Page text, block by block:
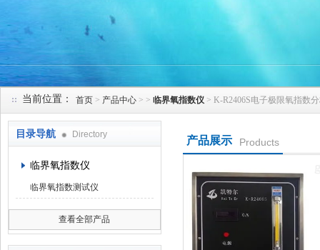
当前位置： 首页 > 产品中心 > > 临界氧指数仪 > K-R2406S电子极限氧指数
目录导航 Directory
临界氧指数仪
临界氧指数测试仪
查看全部产品
产品展示 Products